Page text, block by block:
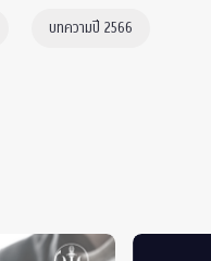
บทความปี 2566